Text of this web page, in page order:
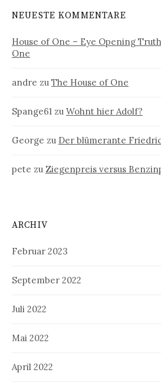
NEUESTE KOMMENTARE
House of One – Eye Opening Truth
One
andre zu The House of One
Spange61 zu Wohnt hier Adolf?
George zu Der blümerante
pete zu Ziegenpreis versus
ARCHIV
Februar 2023
September 2022
Juli 2022
Mai 2022
April 2022